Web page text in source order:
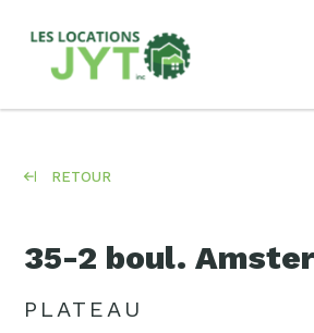
RETOUR
35-2 boul.
PLATEAU